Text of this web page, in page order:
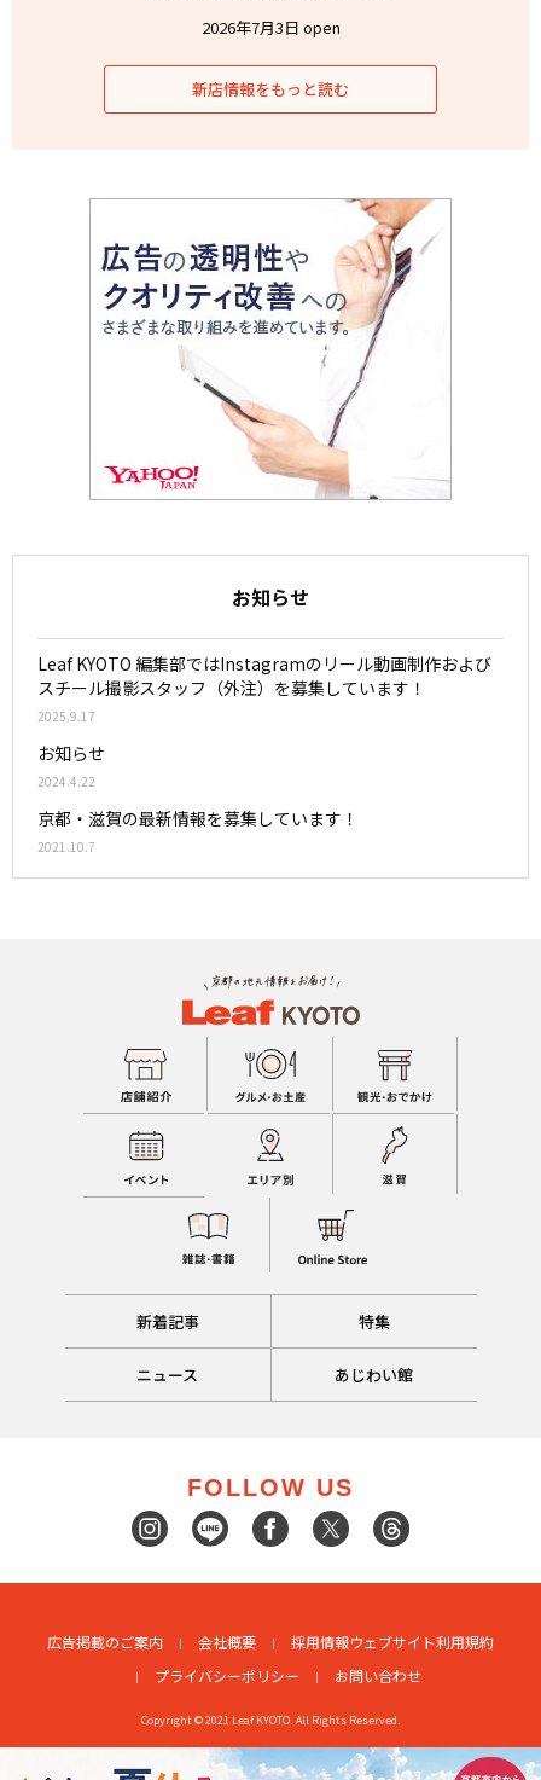
2026年7月3日 open
新店情報をもっと読む
お知らせ
Leaf KYOTO 編集部ではInstagramのリール動画制作および
スチール撮影スタッフ（外注）を募集しています！
2025.9.17
お知らせ
2024.4.22
京都・滋賀の最新情報を募集しています！
2021.10.7
新着記事 特集
ニュース あじわい館
FOLLOW US
広告掲載のご案内 会社概要 採用情報ウェブサイト利用規約
プライバシーポリシー
お問い合わせ
Copyright © 2021 Leaf KYOTO. All Rights Reserved.